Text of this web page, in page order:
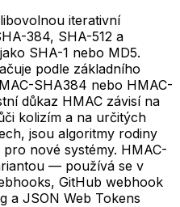
iterativní
384, SHA-512 a
SHA-1 nebo MD5.
podle základního
SHA384 nebo HMAC-
důkaz HMAC závisí na
kolizím a na určitých
jsou algoritmy rodiny
nové systémy. HMAC-
— používá se v
GitHub webhook
a JSON Web Tokens